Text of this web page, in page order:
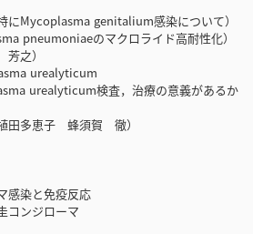
genitalium感染について）
のマクロライド高耐性化）
之）
urealyticum
urealyticum検査，治療の意義があるか
多恵子 蜂須賀 徹）
染と免疫反応
ンジローマ